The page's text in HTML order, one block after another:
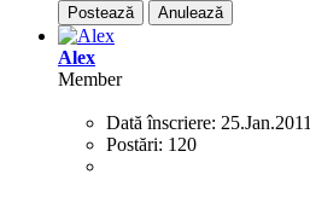
Postează Anulează
Alex
Member
Dată înscriere: 25.Jan.2011
Postări: 120